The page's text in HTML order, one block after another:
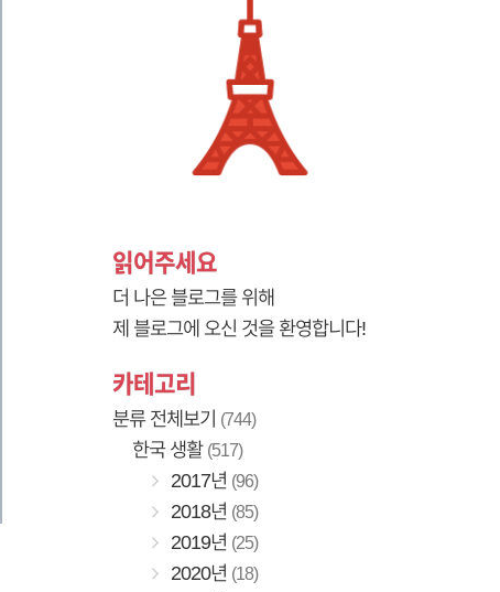
읽어주세요
더 나은 블로그를 위해
제 블로그에 오신 것을 환영합니다!
카테고리
분류 전체보기 (744)
한국 생활 (517)
2017년 (96)
2018년 (85)
2019년 (25)
2020년 (18)